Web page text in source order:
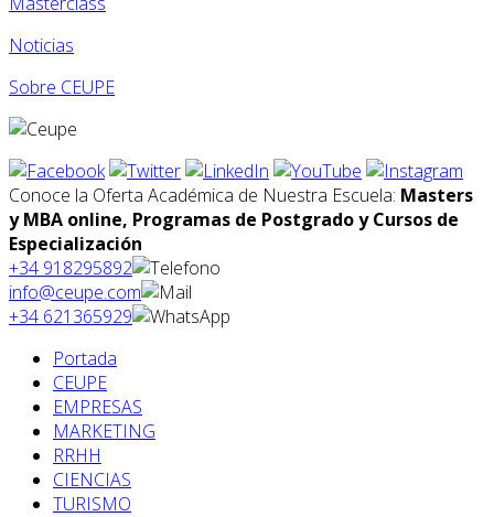
Noticias
Sobre CEUPE
Conoce la Oferta Académica de Nuestra Escuela: Masters
y MBA online, Programas de Postgrado y Cursos de
Especialización
+34 918295892
info@ceupe.com
+34 621365929
Portada
CEUPE
EMPRESAS
MARKETING
RRHH
CIENCIAS
TURISMO